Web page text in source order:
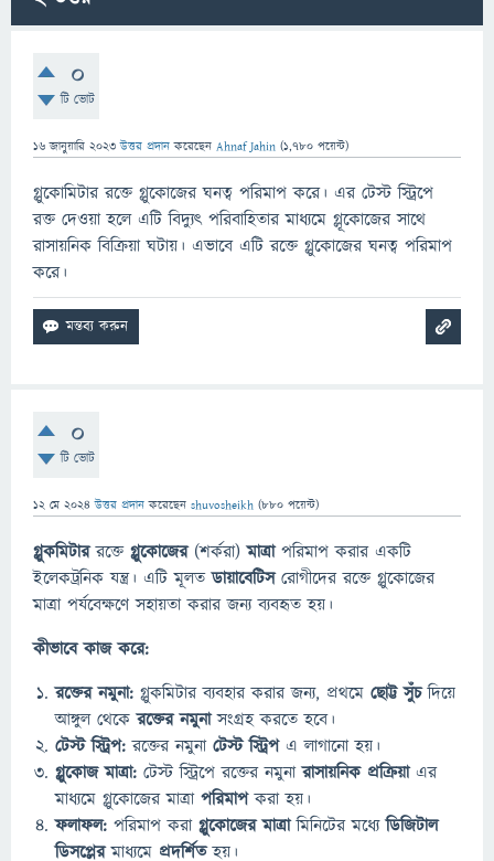
0
টি ভোট
16 জানুয়ারি 2023 উত্তর প্রদান করেছেন Ahnaf Jahin (1,780 পয়েন্ট)
গ্লুকোমিটার রক্তে গ্লুকোজের ঘনত্ব পরিমাপ করে। এর টেস্ট স্ট্রিপে
রক্ত দেওয়া হলে এটি বিদ্যুৎ পরিবাহিতার মাধ্যমে গ্লূকোজের সাথে
রাসায়নিক বিক্রিয়া ঘটায়। এভাবে এটি রক্তে গ্লুকোজের ঘনত্ব পরিমাপ
করে।
0
টি ভোট
12 মে 2024 উত্তর প্রদান করেছেন shuvosheikh (880 পয়েন্ট)
গ্লুকমিটাররক্তে গ্লুকোজের(শর্করা)মাত্রাপরিমাপ করার একটি
ইলেকট্রনিক যন্ত্র। এটি মূলতডায়াবেটিসরোগীদের রক্তে গ্লুকোজের
মাত্রা পর্যবেক্ষণে সহায়তা করার জন্য ব্যবহৃত হয়।
কীভাবে কাজ করে:
রক্তের নমুনা: গ্লুকমিটার ব্যবহার করার জন্য, প্রথমে ছোট্ট সুঁচদিয়ে
আঙ্গুল থেকেরক্তের নমুনাসংগ্রহ করতে হবে।
টেস্ট স্ট্রিপ: রক্তের নমুনা টেস্ট স্ট্রিপএ লাগানো হয়।
গ্লুকোজ মাত্রা: টেস্ট স্ট্রিপে রক্তের নমুনারাসায়নিক প্রক্রিয়াএর
মাধ্যমে গ্লুকোজের মাত্রা পরিমাপকরা হয়।
ফলাফল: পরিমাপ করা গ্লুকোজের মাত্রামিনিটের মধ্যেডিজিটাল
ডিসপ্লেরমাধ্যমে প্রদর্শিতহয়।